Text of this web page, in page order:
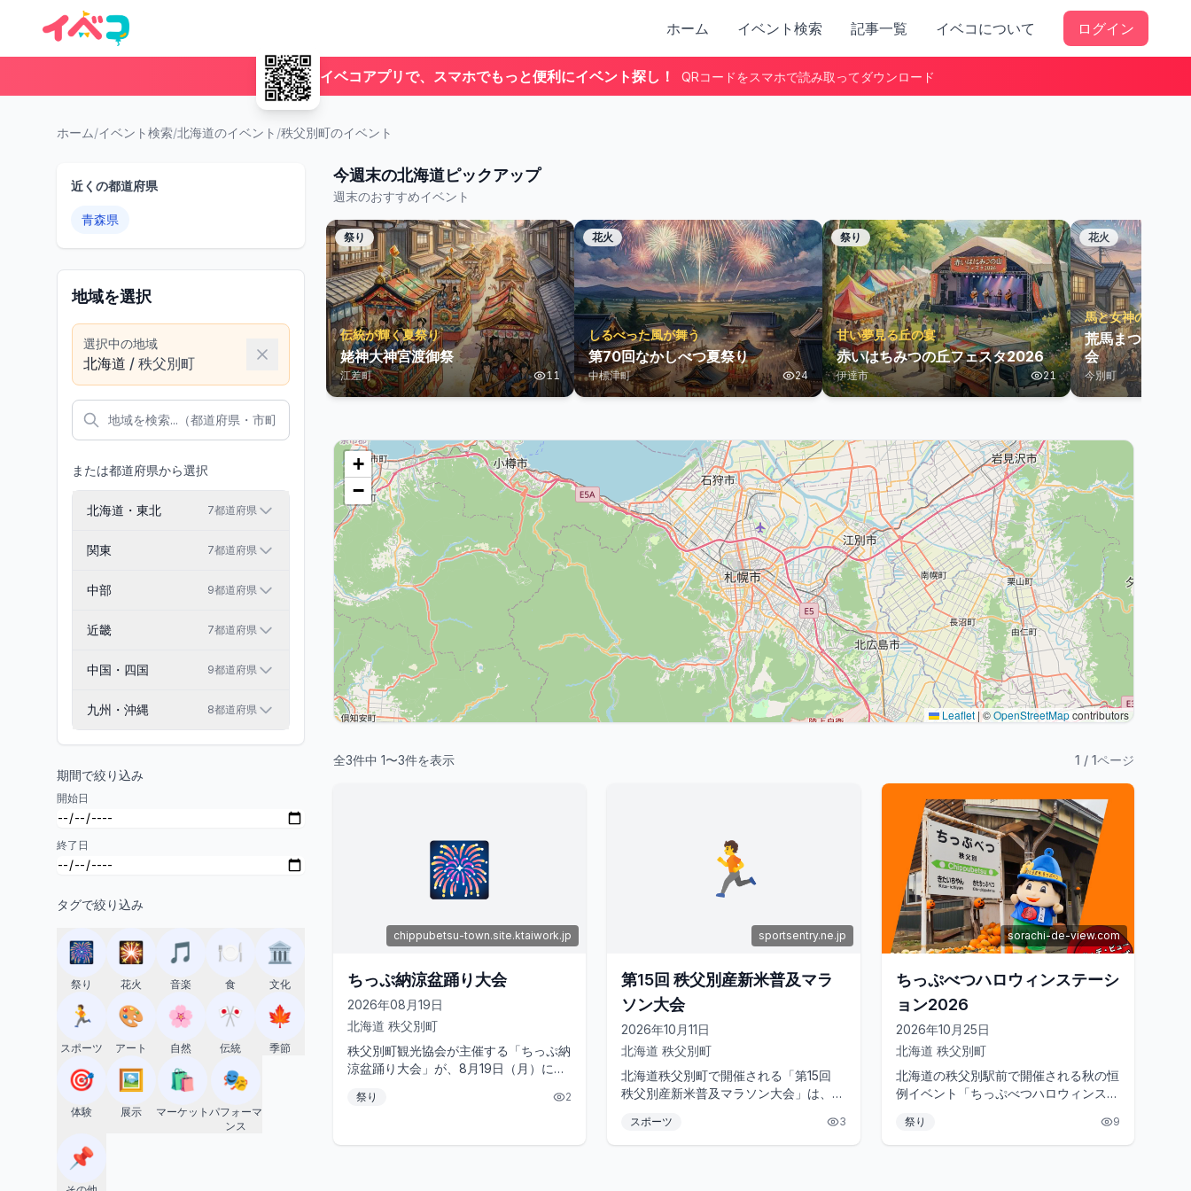
ホーム イベント検索 記事一覧 イベコについて ログイン
イベコアプリで、スマホでもっと便利にイベント探し！ QRコードをスマホで読み取ってダウンロード
ホーム/イベント検索/北海道のイベント /秩父別町のイベント
近くの都道府県
青森県
地域を選択
選択中の地域
北海道 / 秩父別町
または都道府県から選択
北海道・東北 7都道府県
関東 7都道府県
中部 9都道府県
近畿 7都道府県
中国・四国 9都道府県
九州・沖縄 8都道府県
期間で絞り込み
開始日
終了日
タグで絞り込み
🎆
祭り
🎇
花火
🎵
音楽
🍽️
食
🏛️
文化
🏃
スポーツ
🎨
アート
🌸
自然
🎌
伝統
🍁
季節
🎯
体験
🖼️
展示
🛍️
マーケット
🎭
パフォーマ
ンス
📌
今週末の北海道ピックアップ
週末のおすすめイベント
祭り
伝統が輝く夏祭り
姥神大神宮渡御祭
江差町 11
花火
しるべった風が舞う
第70回なかしべつ夏祭り
中標津町 24
祭り
甘い夢見る丘の宴
赤いはちみつの丘フェスタ2026
伊達市 21
花火
馬と女神の夏祭
荒馬まつり合同
会
今別町
+
−
Leaflet |©OpenStreetMapcontributors
全3件中 1〜3件を表示 1 / 1ページ
🎆
chippubetsu-town.site.ktaiwork.jp
ちっぷ納涼盆踊り大会
2026年08月19日
北海道 秩父別町
秩父別町観光協会が主催する「ちっぷ納
涼盆踊り大会」が、8月19日（月）にふ
りは18時から、大人盆踊りは1...
祭り 2
🏃
sportsentry.ne.jp
第15回 秩父別産新米普及マラ
ソン大会
2026年10月11日
北海道 秩父別町
北海道秩父別町で開催される「第15回
秩父別産新米普及マラソン大会」は、収
めるイベントです。「ローズガー...
スポーツ 3
sorachi-de-view.com
ちっぷべつハロウィンステーシ
ョン2026
2026年10月25日
北海道 秩父別町
北海道の秩父別駅前で開催される秋の恒
例イベント「ちっぷべつハロウィンステ
す。ハロウィンをテーマに、駅周辺...
祭り 9